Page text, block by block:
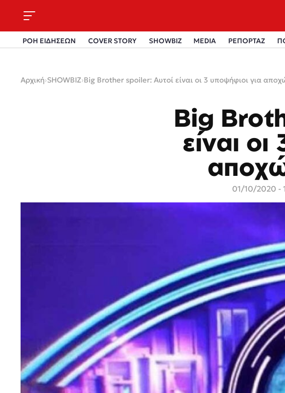
ΡΟΗ ΕΙΔΗΣΕΩΝ COVER STORY SHOWBIZ MEDIA ΡΕΠΟΡΤΑΖ
Αρχική›SHOWBIZ›Big Brother spoiler: Αυτοί είναι οι 3 υποψήφιοι για
Big
είναι
01/10/2020 -